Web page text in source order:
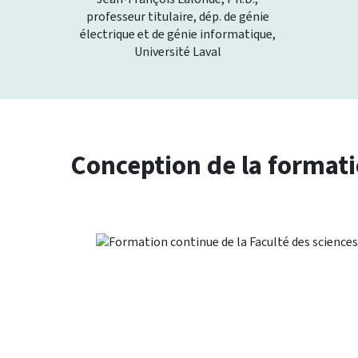
professeur titulaire, dép. de génie
électrique et de génie informatique,
Université Laval
Conception de la